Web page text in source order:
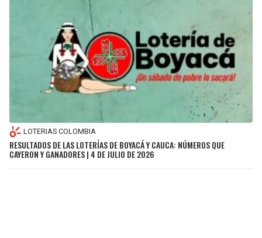
LOTERIAS COLOMBIA
RESULTADOS DE LAS LOTERÍAS DE BOYACÁ Y CAUCA: NÚMEROS QUE
CAYERON Y GANADORES | 4 DE JULIO DE 2026